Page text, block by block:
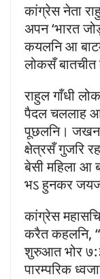
कांग्रेस नेता
अपन ‘भारत
कयलनि आ
लोकसँ
राहुल गाँधी
पैदल चललाह
पूछलनि। जखन
क्षेत्रसँ गुजरि
बेसी महिला आ
भऽ हुनकर
कांग्रेस
करैत कहलनि,
शुरुआत भोर
पारम्परिक